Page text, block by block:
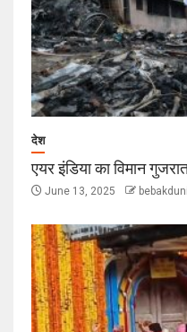
देश
एयर इंडिया का विमान
June 13, 2025